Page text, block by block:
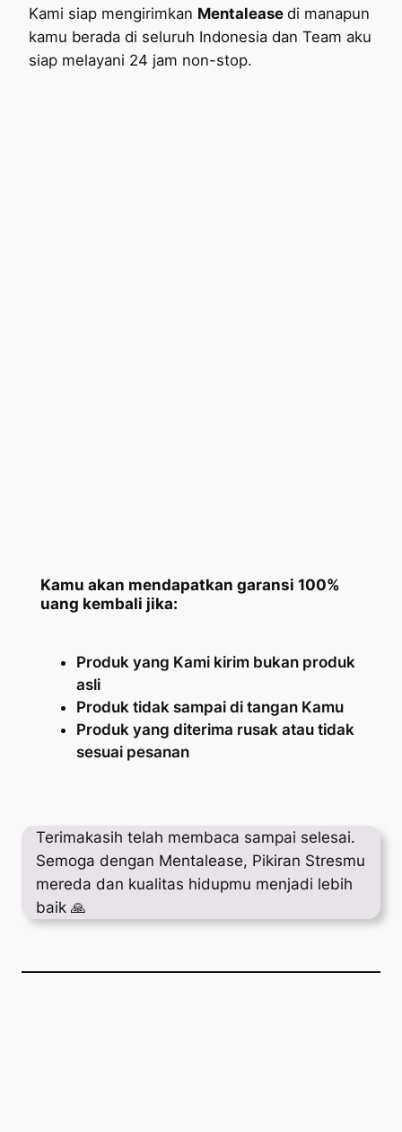
Kami siap mengirimkan Mentalease di manapun
kamu berada di seluruh Indonesia dan Team aku
siap melayani 24 jam non-stop.
Kamu akan mendapatkan garansi 100%
uang kembali jika:
Produk yang Kami kirim bukan produk
asli
Produk tidak sampai di tangan Kamu
Produk yang diterima rusak atau tidak
sesuai pesanan
Terimakasih telah membaca sampai selesai.
Semoga dengan Mentalease, Pikiran Stresmu
mereda dan kualitas hidupmu menjadi lebih
baik 🙏